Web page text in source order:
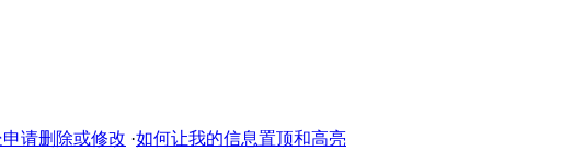
请删除或修改 ·如何让我的信息置顶和高亮